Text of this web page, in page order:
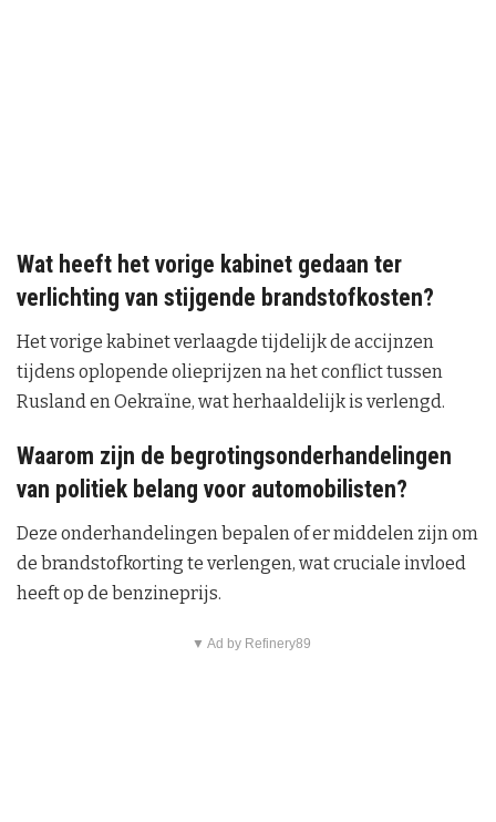
Wat heeft het vorige kabinet gedaan ter
verlichting van stijgende brandstofkosten?
Het vorige kabinet verlaagde tijdelijk de accijnzen
tijdens oplopende olieprijzen na het conflict tussen
Rusland en Oekraïne, wat herhaaldelijk is verlengd.
Waarom zijn de begrotingsonderhandelingen
van politiek belang voor automobilisten?
Deze onderhandelingen bepalen of er middelen zijn om
de brandstofkorting te verlengen, wat cruciale invloed
heeft op de benzineprijs.
▼ Ad by Refinery89